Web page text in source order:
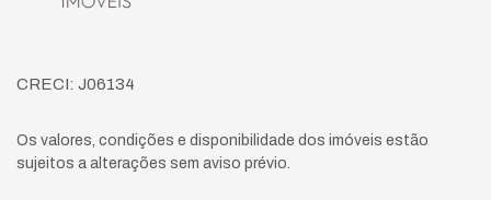
CRECI: J06134
Os valores, condições e disponibilidade dos imóveis estão
sujeitos a alterações sem aviso prévio.